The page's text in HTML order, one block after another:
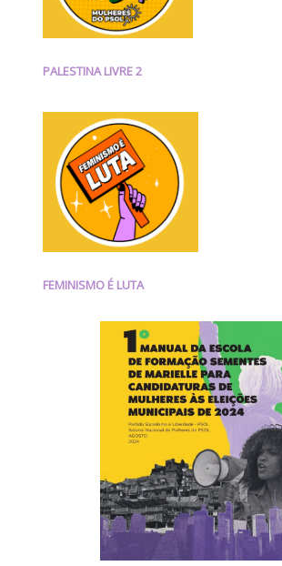
PALESTINA LIVRE 2
FEMINISMO É LUTA